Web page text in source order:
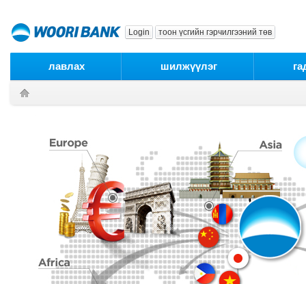
Login тоон үсгийн гэрчилгээний төв
лавлах шилжүүлэг